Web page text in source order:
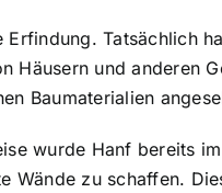
Erfindung. Tatsächlich
Häusern und anderen
Baumaterialien
wurde Hanf bereits
Wände zu schaffen.